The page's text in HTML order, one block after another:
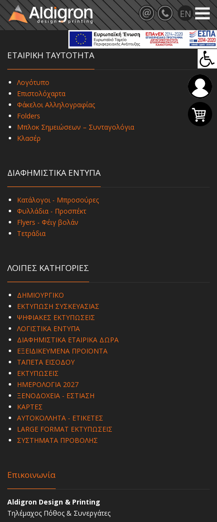
ΕΤΑΙΡΙΚΗ ΤΑΥΤΟΤΗΤΑ
Λογότυπο
Επιστολόχαρτα
Φάκελοι Αλληλογραφίας
Folders
Μπλοκ Σημειώσεων – Συνταγολόγια
Κλασέρ
ΔΙΑΦΗΜΙΣΤΙΚΑ ΕΝΤΥΠΑ
Κατάλογοι - Μπροσούρες
Φυλλάδια - Προσπέκτ
Flyers - Φέιγ βολάν
Τετράδια
ΛΟΙΠΕΣ ΚΑΤΗΓΟΡΙΕΣ
ΔΗΜΙΟΥΡΓΙΚΟ
ΕΚΤΥΠΩΣΗ ΣΥΣΚΕΥΑΣΙΑΣ
ΨΗΦΙΑΚΕΣ ΕΚΤΥΠΩΣΕΙΣ
ΛΟΓΙΣΤΙΚΑ ΕΝΤΥΠΑ
ΔΙΑΦΗΜΙΣΤΙΚΑ ΕΤΑΙΡΙΚΑ ΔΩΡΑ
ΕΞΕΙΔΙΚΕΥΜΕΝΑ ΠΡΟΪΟΝΤΑ
ΤΑΠΕΤΑ ΕΙΣΟΔΟΥ
ΕΚΤΥΠΩΣΕΙΣ
ΗΜΕΡΟΛΟΓΙΑ 2027
ΞΕΝΟΔΟΧΕΙΑ - ΕΣΤΙΑΣΗ
ΚΑΡΤΕΣ
ΑΥΤΟΚΟΛΛΗΤΑ - ΕΤΙΚΕΤΕΣ
LARGE FORMAT ΕΚΤΥΠΩΣΕΙΣ
ΣΥΣΤΗΜΑΤΑ ΠΡΟΒΟΛΗΣ
Επικοινωνία
Aldigron Design & Printing
Τηλέμαχος Πόθος & Συνεργάτες